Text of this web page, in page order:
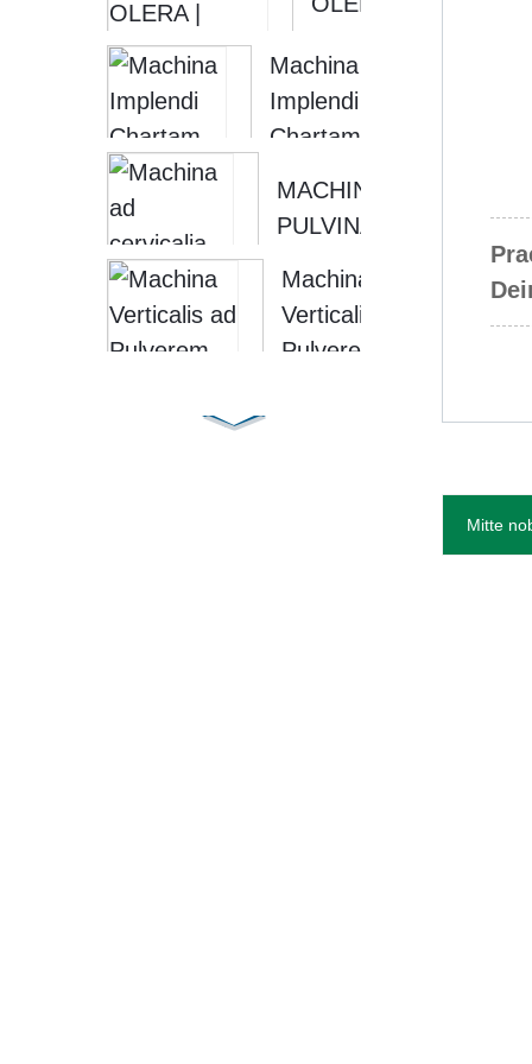
CONDITOS
CONDITOS...
FRUCTUUM
ET OLERA...
Machina
Implendi
Chartam
MACHINA
PULVINARIA
Machina
Verticalis ad
Pulverem
Mitte